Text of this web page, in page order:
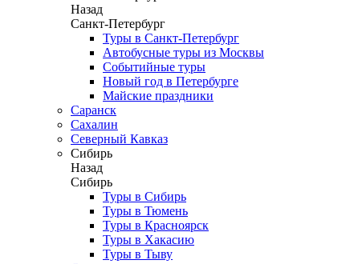
Назад
Санкт-Петербург
Туры в Санкт-Петербург
Автобусные туры из Москвы
Событийные туры
Новый год в Петербурге
Майские праздники
Саранск
Сахалин
Северный Кавказ
Сибирь
Назад
Сибирь
Туры в Сибирь
Туры в Тюмень
Туры в Красноярск
Туры в Хакасию
Туры в Тыву